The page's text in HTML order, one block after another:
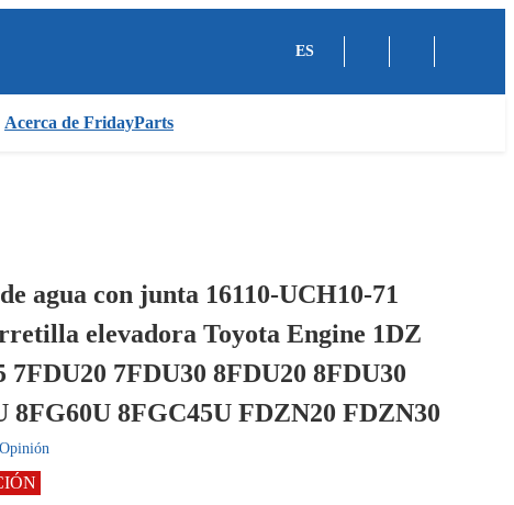
ES
Acerca de FridayParts
agua con junta 16110-UCH10-71
elevadora Toyota Engine 1DZ
7FDU20 7FDU30 8FDU20 8FDU30
8FG60U 8FGC45U FDZN20 FDZN30